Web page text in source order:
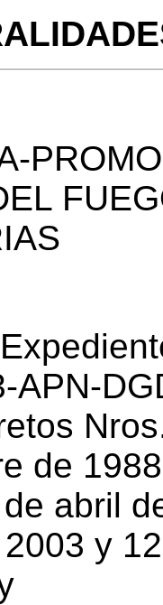
APN-
de
abril
y